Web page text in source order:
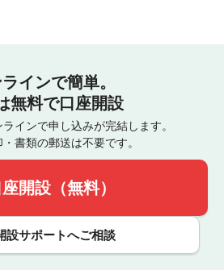
インで簡単。
無料で口座開設
インで申し込みが完結します。
書類の郵送は不要です。
開設（無料）
設サポートへご相談